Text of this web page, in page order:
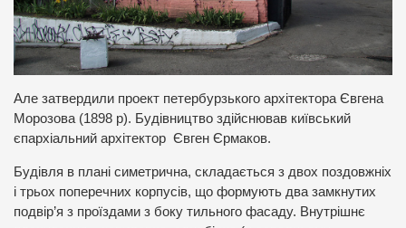
Але затвердили проект петербурзького архітектора Євгена
Морозова (1898 р). Будівництво здійснював київський
єпархіальний архітектор Євген Єрмаков.
Будівля в плані симетрична, складається з двох поздовжніх
і трьох поперечних корпусів, що формують два замкнутих
подвір’я з проїздами з боку тильного фасаду. Внутрішнє